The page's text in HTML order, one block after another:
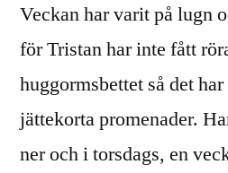
Veckan har varit på lugn
för Tristan har inte fått
huggormsbettet så det
jättekorta promenader.
ner och i torsdags, en